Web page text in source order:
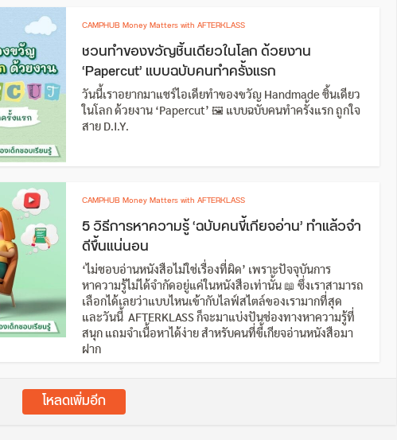
CAMPHUB Money Matters with AFTERKLASS
ชวนทำของขวัญชิ้นเดียวในโลก ด้วยงาน
‘Papercut’ แบบฉบับคนทำครั้งแรก
วันนี้เราอยากมาแชร์ไอเดียทำของขวัญ Handmade ชิ้นเดียว
ในโลก ด้วยงาน ‘Papercut’ 🖼 แบบฉบับคนทำครั้งแรก ถูกใจ
สาย D.I.Y.
CAMPHUB Money Matters with AFTERKLASS
5 วิธีการหาความรู้ ‘ฉบับคนขี้เกียจอ่าน’ ทำแล้วจำ
ดีขึ้นแน่นอน
‘ไม่ชอบอ่านหนังสือไม่ใช่เรื่องที่ผิด’ เพราะปัจจุบันการ
หาความรู้ไม่ได้จำกัดอยู่แค่ในหนังสือเท่านั้น 📖 ซึ่งเราสามารถ
เลือกได้เลยว่าแบบไหนเข้ากับไลฟ์สไตล์ของเรามากที่สุด
และวันนี้ AFTERKLASS ก็จะมาแบ่งปันช่องทางหาความรู้ที่
สนุก แถมจำเนื้อหาได้ง่าย สำหรับคนที่ขี้เกียจอ่านหนังสือมา
ฝาก
โหลดเพิ่มอีก